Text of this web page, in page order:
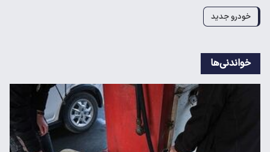
خودرو جدید
خواندنی‌ها